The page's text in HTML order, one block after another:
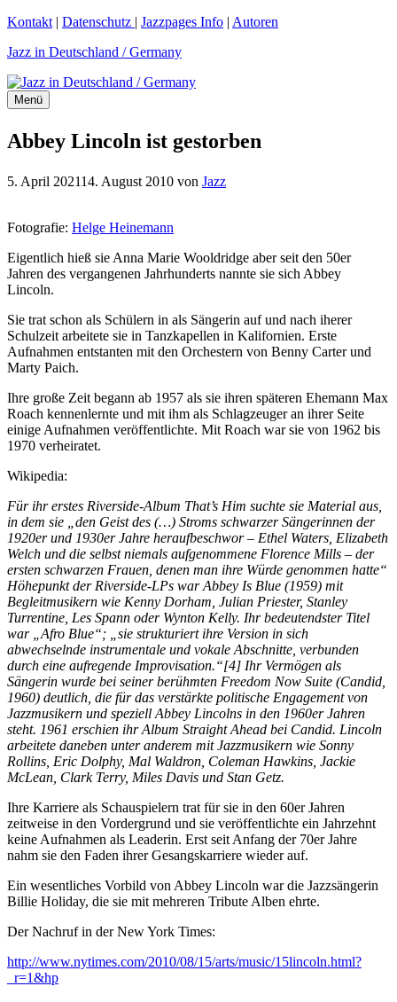
Zum
springen
Kontakt | Datenschutz | Jazzpages Info | Autoren
Jazz in Deutschland / Germany
Menü
Abbey Lincoln ist gestorben
5. April 202114. August 2010 von Jazz
Fotografie: Helge Heinemann
Eigentlich hieß sie Anna Marie Wooldridge aber seit den 50er
Jahren des vergangenen Jahrhunderts nannte sie sich Abbey
Lincoln.
Sie trat schon als Schülern in als Sängerin auf und nach iherer
Schulzeit arbeitete sie in Tanzkapellen in Kalifornien. Erste
Aufnahmen entstanten mit den Orchestern von Benny Carter und
Marty Paich.
Ihre große Zeit begann ab 1957 als sie ihren späteren Ehemann Max
Roach kennenlernte und mit ihm als Schlagzeuger an ihrer Seite
einige Aufnahmen veröffentlichte. Mit Roach war sie von 1962 bis
1970 verheiratet.
Wikipedia:
Für ihr erstes Riverside-Album That’s Him suchte sie Material aus,
in dem sie „den Geist des (…) Stroms schwarzer Sängerinnen der
1920er und 1930er Jahre heraufbeschwor – Ethel Waters, Elizabeth
Welch und die selbst niemals aufgenommene Florence Mills – der
ersten schwarzen Frauen, denen man ihre Würde genommen hatte“
Höhepunkt der Riverside-LPs war Abbey Is Blue (1959) mit
Begleitmusikern wie Kenny Dorham, Julian Priester, Stanley
Turrentine, Les Spann oder Wynton Kelly. Ihr bedeutendster Titel
war „Afro Blue“; „sie strukturiert ihre Version in sich
abwechselnde instrumentale und vokale Abschnitte, verbunden
durch eine aufregende Improvisation.“[4] Ihr Vermögen als
Sängerin wurde bei seiner berühmten Freedom Now Suite (Candid,
1960) deutlich, die für das verstärkte politische Engagement von
Jazzmusikern und speziell Abbey Lincolns in den 1960er Jahren
steht. 1961 erschien ihr Album Straight Ahead bei Candid. Lincoln
arbeitete daneben unter anderem mit Jazzmusikern wie Sonny
Rollins, Eric Dolphy, Mal Waldron, Coleman Hawkins, Jackie
McLean, Clark Terry, Miles Davis und Stan Getz.
Ihre Karriere als Schauspielern trat für sie in den 60er Jahren
zeitweise in den Vordergrund und sie veröffentlichte ein Jahrzehnt
keine Aufnahmen als Leaderin. Erst seit Anfang der 70er Jahre
nahm sie den Faden ihrer Gesangskarriere wieder auf.
Ein wesentliches Vorbild von Abbey Lincoln war die Jazzsängerin
Billie Holiday, die sie mit mehreren Tribute Alben ehrte.
Der Nachruf in der New York Times:
http://www.nytimes.com/2010/08/15/arts/music/15lincoln.html?
_r=1&hp